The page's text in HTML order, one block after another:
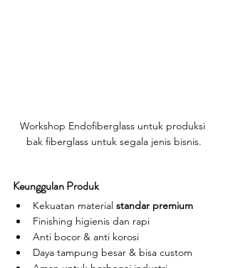
Workshop Endofiberglass untuk produksi
bak fiberglass untuk segala jenis bisnis.
Keunggulan Produk
Kekuatan material standar premium
Finishing higienis dan rapi
Anti bocor & anti korosi
Daya tampung besar & bisa custom